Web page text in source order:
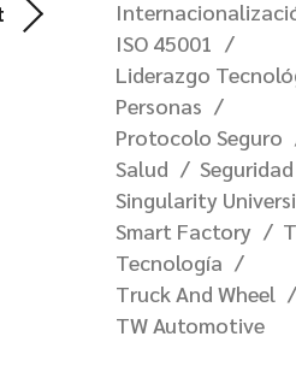
ISO 45001
Liderazgo
Personas
Protocolo Seguro
Salud
Seguridad
Singularity
Smart Factory
Tecnología
Truck And Wheel
TW Automotive